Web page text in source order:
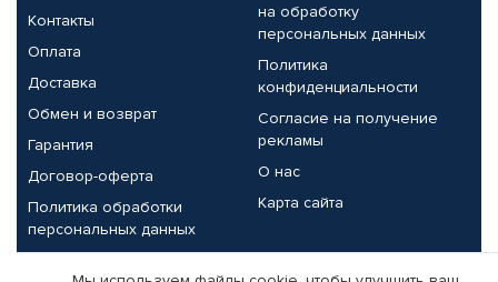
Контакты
Оплата
Доставка
Обмен и возврат
Гарантия
Договор-оферта
Политика обработки
персональных данных
на обработку
персональных данных
Политика
конфиденциальности
Согласие на получение
рекламы
О нас
Карта сайта